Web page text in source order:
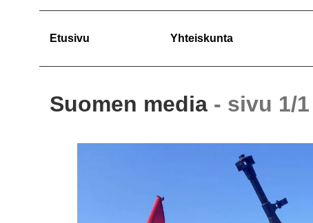
Etusivu Yhteiskunta
Suomen media - sivu 1/1